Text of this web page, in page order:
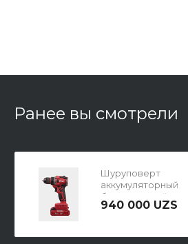
Ранее вы смотрели
Шуруповерт
аккумуляторный
бесщёточный
NUMBER ONE
940 000 UZS